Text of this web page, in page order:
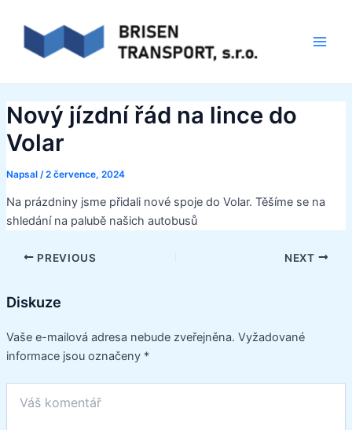
obsah
Nový jízdní řád na lince do
Volar
Napsal /2 července, 2024
Na prázdniny jsme přidali nové spoje do Volar. Těšíme se na
shledání na palubě našich autobusů
navigation
PREVIOUS NEXT
Diskuze
Vaše e-mailová adresa nebude zveřejněna. Vyžadované
informace jsou označeny *
komentář